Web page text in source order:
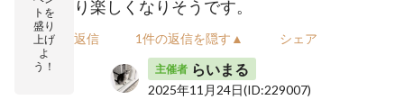
トを
盛り
上げ
よ
う！
り楽しくなりそうです。
返信 1件の返信を隠す▲ シェア
主催者 らいまる
2025年11月24日(ID:229007)